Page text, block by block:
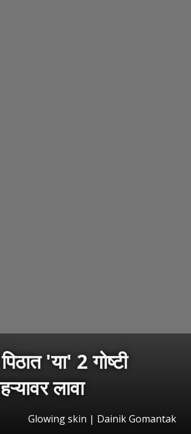
'या' 2 गोष्टी
लावा
Glowing skin | Dainik Gomantak